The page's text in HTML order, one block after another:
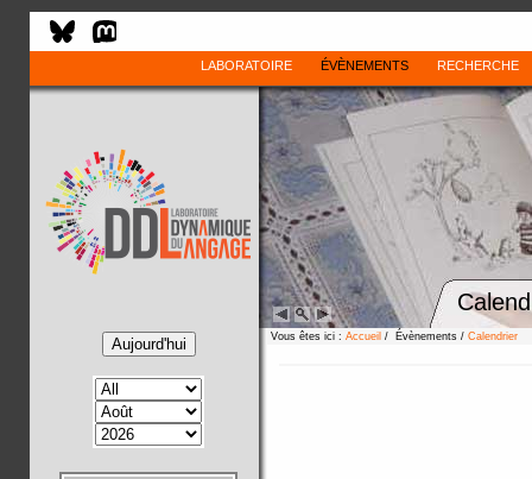
LABORATOIRE ÉVÈNEMENTS RECHERCHE
Vous êtes ici : Accueil / Évènements / Calendrier